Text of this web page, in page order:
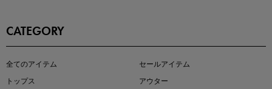
注目の新作が販売開始
CATEGORY
全てのアイテム
セールアイテム
トップス
アウター